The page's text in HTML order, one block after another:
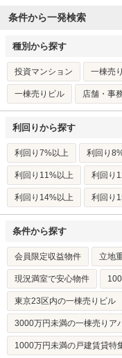
条件から一発検索
種別から探す
投資マンション 一棟売
一棟売りビル 店舗・事
利回りから探す
利回り7%以上 利回り
利回り11%以上 利回り
利回り14%以上 利回り
条件から探す
会員限定収益物件 立地
現況満室で安心物件
東京23区内の一棟売りビル
3000万円未満の一棟売りア
1000万円未満の戸建賃貸特